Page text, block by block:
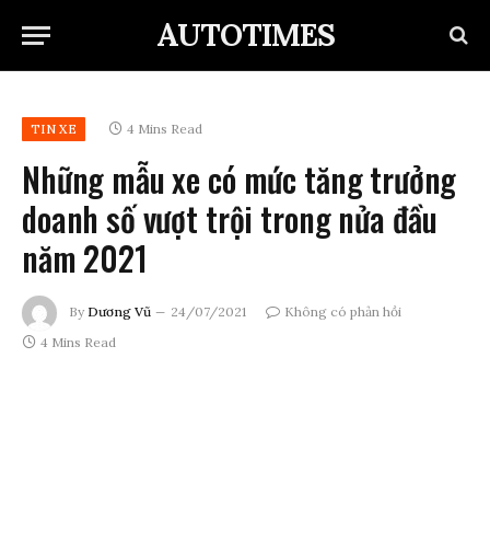
AUTOTIMES
TIN XE 4 Mins Read
Những mẫu xe có mức tăng trưởng
doanh số vượt trội trong nửa đầu
năm 2021
By Dương Vũ 24/07/2021
Không có phản hồi
4 Mins Read